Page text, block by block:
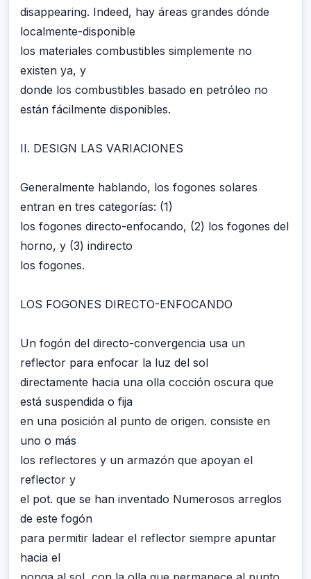
disappearing. Indeed, hay áreas grandes dónde
localmente-disponible
los materiales combustibles simplemente no
existen ya, y
donde los combustibles basado en petróleo no
están fácilmente disponibles.
II. DESIGN LAS VARIACIONES
Generalmente hablando, los fogones solares
entran en tres categorías: (1)
los fogones directo-enfocando, (2) los fogones del
horno, y (3) indirecto
los fogones.
LOS FOGONES DIRECTO-ENFOCANDO
Un fogón del directo-convergencia usa un
reflector para enfocar la luz del sol
directamente hacia una olla cocción oscura que
está suspendida o fija
en una posición al punto de origen. consiste en
uno o más
los reflectores y un armazón que apoyan el
reflector y
el pot. que se han inventado Numerosos arreglos
de este fogón
para permitir ladear el reflector siempre apuntar
hacia el